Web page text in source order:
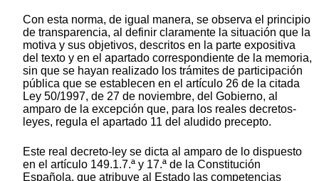
Con esta norma, de igual manera, se observa el principio
de transparencia, al definir claramente la situación que la
motiva y sus objetivos, descritos en la parte expositiva
del texto y en el apartado correspondiente de la memoria,
sin que se hayan realizado los trámites de participación
pública que se establecen en el artículo 26 de la citada
Ley 50/1997, de 27 de noviembre, del Gobierno, al
amparo de la excepción que, para los reales decretos-
leyes, regula el apartado 11 del aludido precepto.
Este real decreto-ley se dicta al amparo de lo dispuesto
en el artículo 149.1.7.ª y 17.ª de la Constitución
Española, que atribuye al Estado las competencias